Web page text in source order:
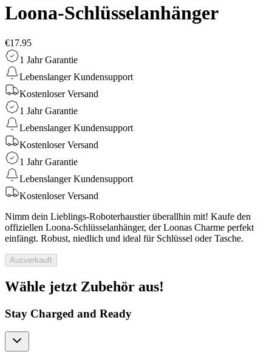
Loona-Schlüsselanhänger
€17.95
1 Jahr Garantie
Lebenslanger Kundensupport
Kostenloser Versand
1 Jahr Garantie
Lebenslanger Kundensupport
Kostenloser Versand
1 Jahr Garantie
Lebenslanger Kundensupport
Kostenloser Versand
Nimm dein Lieblings-Roboterhaustier überallhin mit! Kaufe den
offiziellen Loona-Schlüsselanhänger, der Loonas Charme perfekt
einfängt. Robust, niedlich und ideal für Schlüssel oder Tasche.
Ausverkauft
Wähle jetzt Zubehör aus!
Stay Charged and Ready